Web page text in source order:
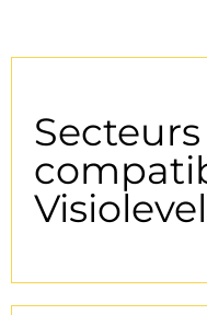
Visiolevel